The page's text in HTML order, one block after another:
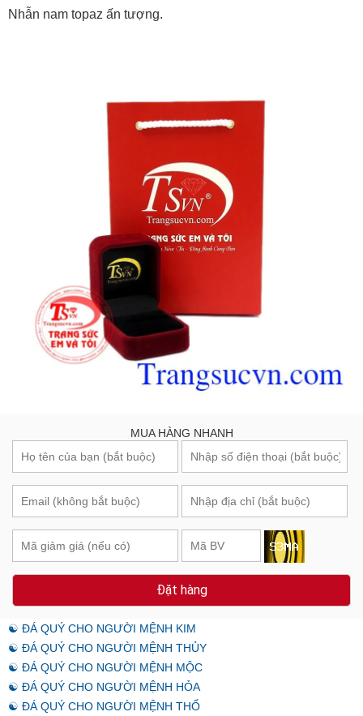
Nhẫn nam topaz ấn tượng.
MUA HÀNG NHANH
Đặt hàng
☯ ĐÁ QUÝ CHO NGƯỜI MỆNH KIM
☯ ĐÁ QUÝ CHO NGƯỜI MỆNH THỦY
☯ ĐÁ QUÝ CHO NGƯỜI MỆNH MỘC
☯ ĐÁ QUÝ CHO NGƯỜI MỆNH HỎA
☯ ĐÁ QUÝ CHO NGƯỜI MỆNH THỔ